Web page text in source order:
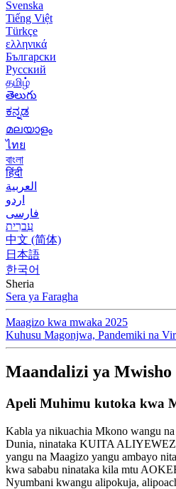
Svenska
Tiếng Việt
Türkçe
ελληνικά
Български
Русский
தமிழ்
తెలుగు
ಕನ್ನಡ
മലയാളം
ไทย
বাংলা
हिंदी
العربية
اردو
فارسی
עִברִית
中文 (简体)
日本語
한국어
Sheria
Sera ya Faragha
Maagizo kwa mwaka 2025
Kuhusu Magonjwa, Pandemiki na
Maandalizi ya Mwisho
Apeli Muhimu kutoka kwa
Kabla ya nikuachia Mkono wangu
Dunia, ninataka KUITA
yangu na Maagizo yangu ambayo
kwa sababu ninataka kila mtu
Nyumbani kwangu alipokuja,